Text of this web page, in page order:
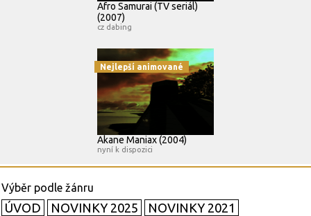
Afro Samurai (TV seriál)
(2007)
cz dabing
Nejlepší animované
Akane Maniax (2004)
nyní k dispozici
ÚVOD NOVINKY 2025
NOVINKY 2021